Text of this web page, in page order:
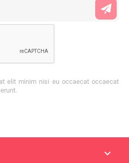
elit minim nisi eu occaecat occaecat
